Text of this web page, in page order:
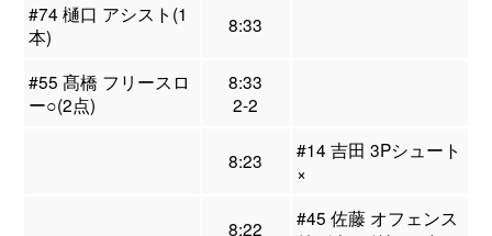
#74 樋口 アシスト(1
本)
8:33
#55 髙橋 フリースロ
ー○(2点)
8:33
2-2
8:23
#14 吉田 3Pシュート
×
8:22
#45 佐藤 オフェンス